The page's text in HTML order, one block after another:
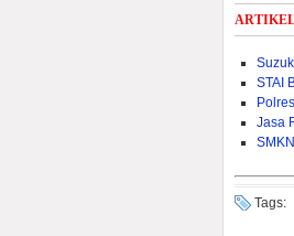
STAI
Jasa
Tags: